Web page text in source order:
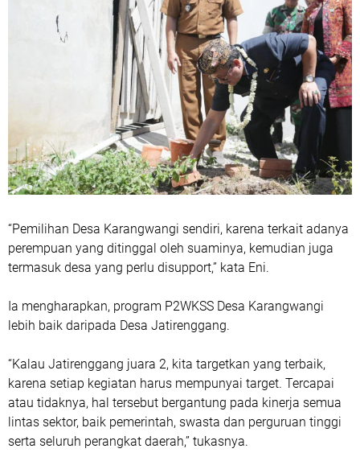
“Pemilihan Desa Karangwangi sendiri, karena terkait adanya
perempuan yang ditinggal oleh suaminya, kemudian juga
termasuk desa yang perlu disupport,” kata Eni.
Ia mengharapkan, program P2WKSS Desa Karangwangi
lebih baik daripada Desa Jatirenggang.
“Kalau Jatirenggang juara 2, kita targetkan yang terbaik,
karena setiap kegiatan harus mempunyai target. Tercapai
atau tidaknya, hal tersebut bergantung pada kinerja semua
lintas sektor, baik pemerintah, swasta dan perguruan tinggi
serta seluruh perangkat daerah,” tukasnya.